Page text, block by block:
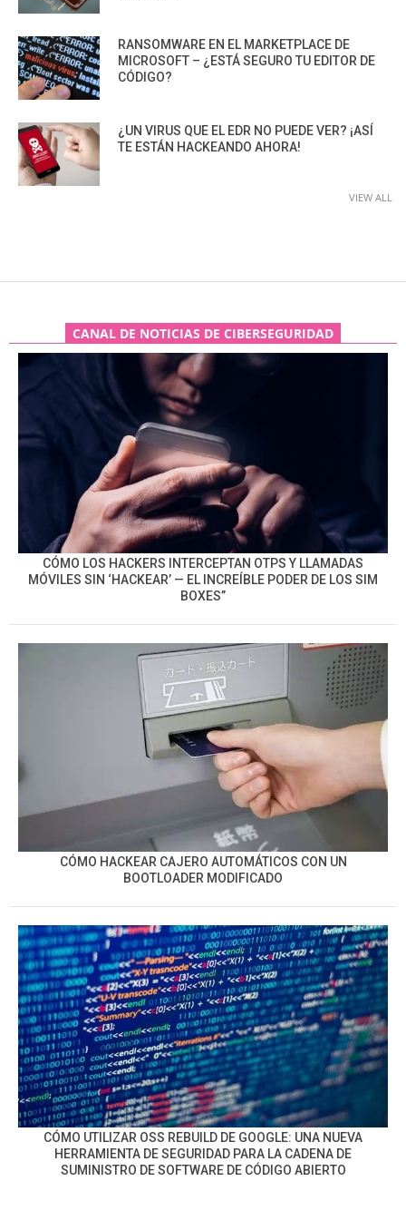
RANSOMWARE EN EL MARKETPLACE DE
MICROSOFT – ¿ESTÁ SEGURO TU EDITOR DE
CÓDIGO?
¿UN VIRUS QUE EL EDR NO PUEDE VER? ¡ASÍ
TE ESTÁN HACKEANDO AHORA!
VIEW ALL
CANAL DE NOTICIAS DE CIBERSEGURIDAD
CÓMO LOS HACKERS INTERCEPTAN OTPS Y LLAMADAS
MÓVILES SIN ‘HACKEAR’ — EL INCREÍBLE PODER DE LOS SIM
BOXES”
CÓMO HACKEAR CAJERO AUTOMÁTICOS CON UN
BOOTLOADER MODIFICADO
CÓMO UTILIZAR OSS REBUILD DE GOOGLE: UNA NUEVA
HERRAMIENTA DE SEGURIDAD PARA LA CADENA DE
SUMINISTRO DE SOFTWARE DE CÓDIGO ABIERTO